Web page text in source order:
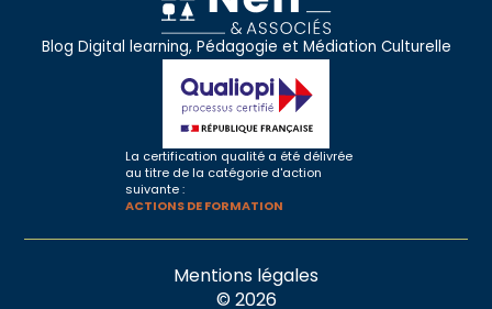
Blog Digital learning, Pédagogie et Médiation Culturelle
La certification qualité a été délivrée
au titre de la catégorie d'action
suivante :
ACTIONS DE FORMATION
Mentions légales
© 2026